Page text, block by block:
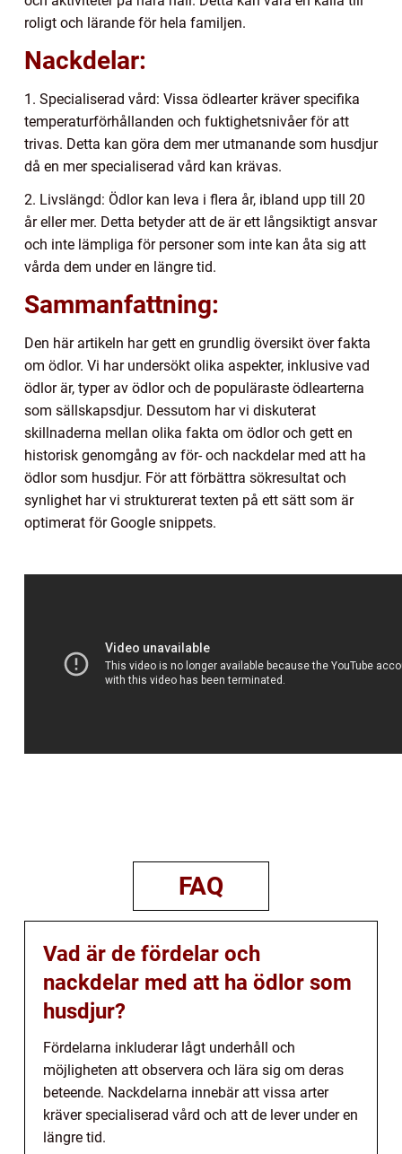
roligt och lärande för hela familjen.
Nackdelar:
1. Specialiserad vård: Vissa ödlearter kräver specifika
temperaturförhållanden och fuktighetsnivåer för att
trivas. Detta kan göra dem mer utmanande som husdjur
då en mer specialiserad vård kan krävas.
2. Livslängd: Ödlor kan leva i flera år, ibland upp till 20
år eller mer. Detta betyder att de är ett långsiktigt ansvar
och inte lämpliga för personer som inte kan åta sig att
vårda dem under en längre tid.
Sammanfattning:
Den här artikeln har gett en grundlig översikt över fakta
om ödlor. Vi har undersökt olika aspekter, inklusive vad
ödlor är, typer av ödlor och de populäraste ödlearterna
som sällskapsdjur. Dessutom har vi diskuterat
skillnaderna mellan olika fakta om ödlor och gett en
historisk genomgång av för- och nackdelar med att ha
ödlor som husdjur. För att förbättra sökresultat och
synlighet har vi strukturerat texten på ett sätt som är
optimerat för Google snippets.
FAQ
Vad är de fördelar och
nackdelar med att ha ödlor som
husdjur?
Fördelarna inkluderar lågt underhåll och
möjligheten att observera och lära sig om deras
beteende. Nackdelarna innebär att vissa arter
kräver specialiserad vård och att de lever under en
längre tid.